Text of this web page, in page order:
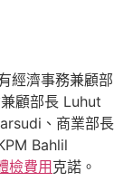
經濟事務兼顧部
顧部長 Luhut
、商業部長
Bahlil
檢費用 克諾。